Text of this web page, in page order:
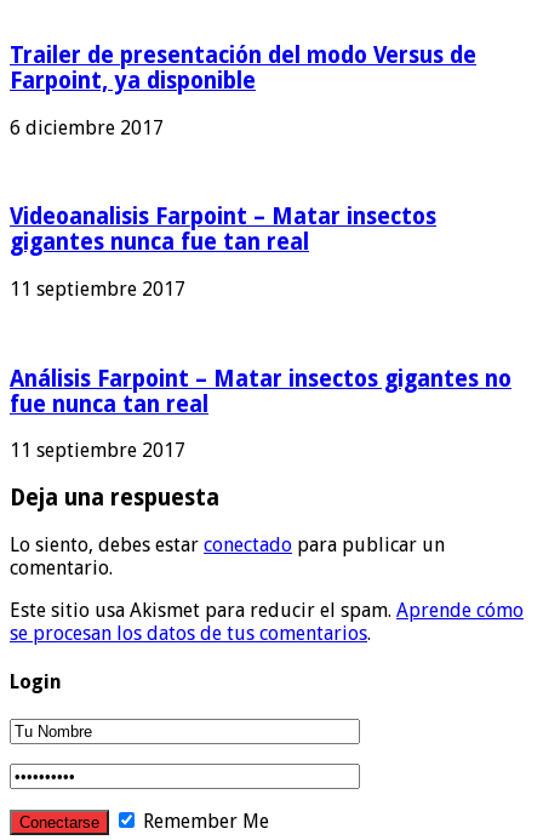
Trailer de presentación del modo Versus de
Farpoint, ya disponible
6 diciembre 2017
Videoanalisis Farpoint – Matar insectos
gigantes nunca fue tan real
11 septiembre 2017
Análisis Farpoint – Matar insectos gigantes no
fue nunca tan real
11 septiembre 2017
Deja una respuesta
Lo siento, debes estar conectado para publicar un
comentario.
Este sitio usa Akismet para reducir el spam. Aprende cómo
se procesan los datos de tus comentarios.
Login
Remember Me